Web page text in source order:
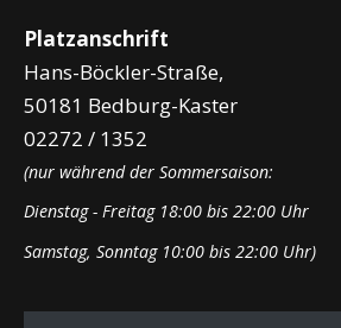
Platzanschrift
Hans-Böckler-Straße,
50181 Bedburg-Kaster
02272 / 1352
(nur während der Sommersaison:
Dienstag - Freitag 18:00 bis 22:00 Uhr
Samstag, Sonntag 10:00 bis 22:00 Uhr)